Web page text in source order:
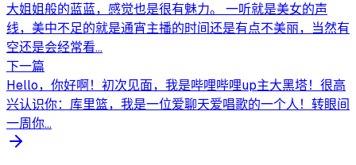
大姐姐般的蓝蓝，感觉也是很有魅力。 一听就是美女的声
线，美中不足的就是通宵主播的时间还是有点不美丽，当然有
空还是会经常看...
下一篇
Hello，你好啊！初次见面，我是哔哩哔哩up主大黑塔！很高
兴认识你：库里篮，我是一位爱聊天爱唱歌的一个人！转眼间
一周你...